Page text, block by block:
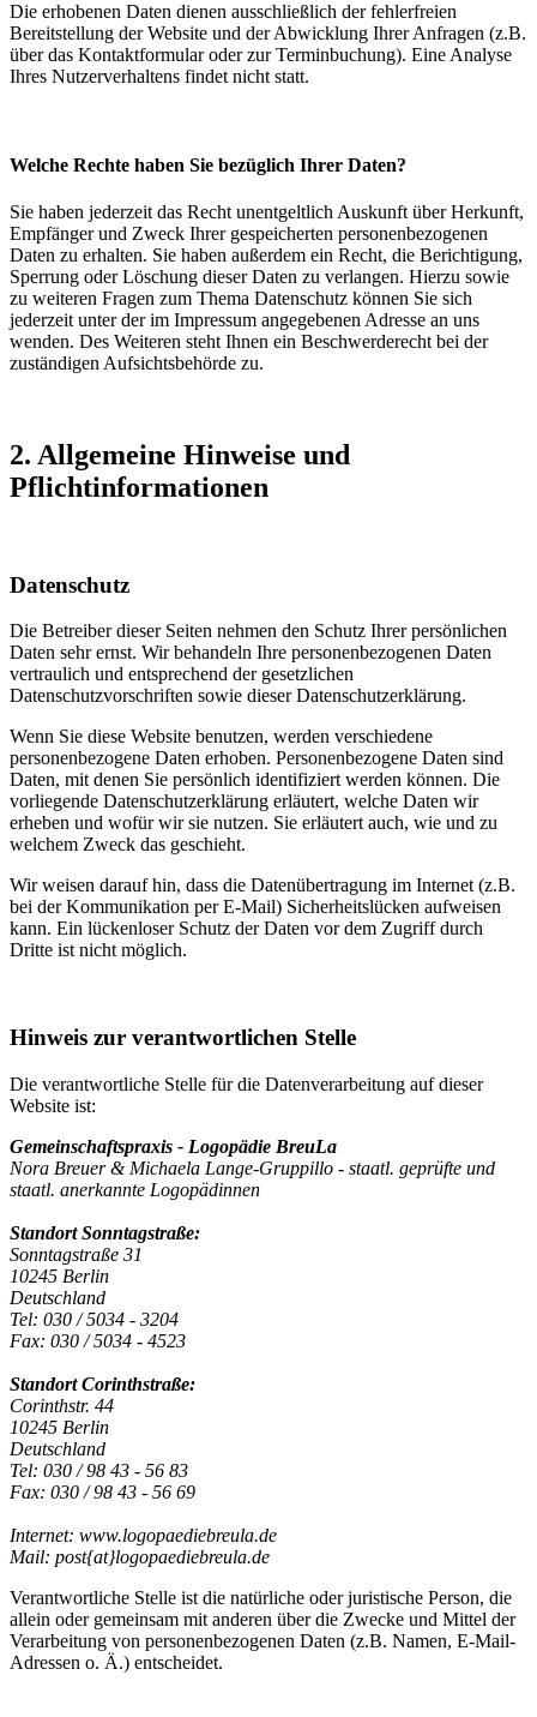
Die erhobenen Daten dienen ausschließlich der fehlerfreien
Bereitstellung der Website und der Abwicklung Ihrer Anfragen (z.B.
über das Kontaktformular oder zur Terminbuchung). Eine Analyse
Ihres Nutzerverhaltens findet nicht statt.
Welche Rechte haben Sie bezüglich Ihrer Daten?
Sie haben jederzeit das Recht unentgeltlich Auskunft über Herkunft,
Empfänger und Zweck Ihrer gespeicherten personenbezogenen
Daten zu erhalten. Sie haben außerdem ein Recht, die Berichtigung,
Sperrung oder Löschung dieser Daten zu verlangen. Hierzu sowie
zu weiteren Fragen zum Thema Datenschutz können Sie sich
jederzeit unter der im Impressum angegebenen Adresse an uns
wenden. Des Weiteren steht Ihnen ein Beschwerderecht bei der
zuständigen Aufsichtsbehörde zu.
2. Allgemeine Hinweise und
Pflichtinformationen
Datenschutz
Die Betreiber dieser Seiten nehmen den Schutz Ihrer persönlichen
Daten sehr ernst. Wir behandeln Ihre personenbezogenen Daten
vertraulich und entsprechend der gesetzlichen
Datenschutzvorschriften sowie dieser Datenschutzerklärung.
Wenn Sie diese Website benutzen, werden verschiedene
personenbezogene Daten erhoben. Personenbezogene Daten sind
Daten, mit denen Sie persönlich identifiziert werden können. Die
vorliegende Datenschutzerklärung erläutert, welche Daten wir
erheben und wofür wir sie nutzen. Sie erläutert auch, wie und zu
welchem Zweck das geschieht.
Wir weisen darauf hin, dass die Datenübertragung im Internet (z.B.
bei der Kommunikation per E-Mail) Sicherheitslücken aufweisen
kann. Ein lückenloser Schutz der Daten vor dem Zugriff durch
Dritte ist nicht möglich.
Hinweis zur verantwortlichen Stelle
Die verantwortliche Stelle für die Datenverarbeitung auf dieser
Website ist:
Gemeinschaftspraxis - Logopädie BreuLa
Nora Breuer & Michaela Lange-Gruppillo - staatl. geprüfte und
staatl. anerkannte Logopädinnen
Standort Sonntagstraße:
Sonntagstraße 31
10245 Berlin
Deutschland
Tel: 030 / 5034 - 3204
Fax: 030 / 5034 - 4523
Standort Corinthstraße:
Corinthstr. 44
10245 Berlin
Deutschland
Tel: 030 / 98 43 - 56 83
Fax: 030 / 98 43 - 56 69
Internet: www.logopaediebreula.de
Mail: post{at}logopaediebreula.de
Verantwortliche Stelle ist die natürliche oder juristische Person, die
allein oder gemeinsam mit anderen über die Zwecke und Mittel der
Verarbeitung von personenbezogenen Daten (z.B. Namen, E-Mail-
Adressen o. Ä.) entscheidet.